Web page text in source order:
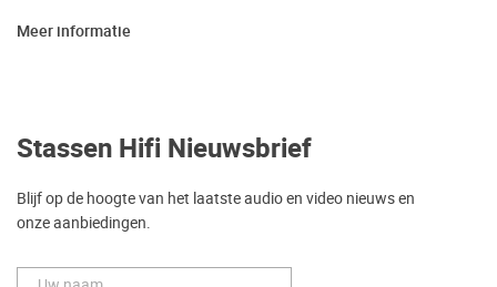
Meer informatie
Stassen Hifi Nieuwsbrief
Blijf op de hoogte van het laatste audio en video nieuws en
onze aanbiedingen.